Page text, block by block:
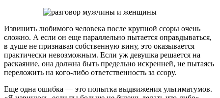
Извинить любимого человека после крупной ссоры очень
сложно. А если он еще параллельно пытается оправдываться,
в душе не признавая собственную вину, это оказывается
практически невозможным. Если уж девушка решается на
раскаяние, она должна быть предельно искренней, не пытаясь
переложить на кого-либо ответственность за ссору.
Еще одна ошибка — это попытка выдвижения ультиматумов.